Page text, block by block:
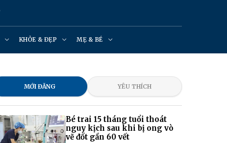
KHỎE & ĐẸP MẸ & BÉ
MỚI ĐĂNG YÊU THÍCH
Bé trai 15 tháng tuổi thoát
nguy kịch sau khi bị ong vò
vẽ đốt gần 60 vết